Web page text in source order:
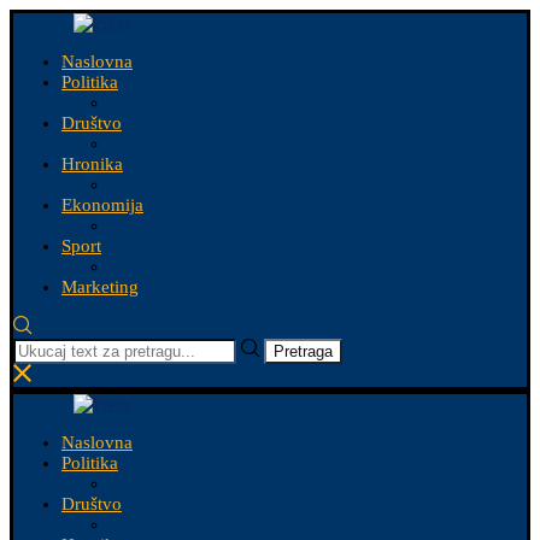
Naslovna
Politika
Društvo
Hronika
Ekonomija
Sport
Marketing
Pretraga
Naslovna
Politika
Društvo